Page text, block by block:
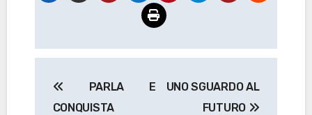
articoli
PARLA E
CONQUISTA
UNO SGUARDO AL
FUTURO